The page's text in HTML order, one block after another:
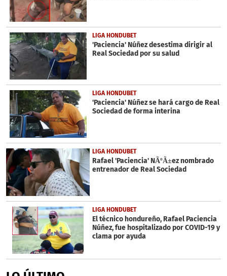
LIGA HONDUBET
'Paciencia' Núñez desestima dirigir al
Real Sociedad por su salud
LIGA HONDUBET
'Paciencia' Núñez se hará cargo de Real
Sociedad de forma interina
LIGA HONDUBET
Rafael 'Paciencia' NÃºÃ±ez nombrado
entrenador de Real Sociedad
LIGA HONDUBET
El técnico hondureño, Rafael Paciencia
Núñez, fue hospitalizado por COVID-19 y
clama por ayuda